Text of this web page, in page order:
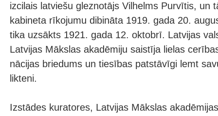
izcilais latviešu gleznotājs Vilhelms Purvītis, un
kabineta rīkojumu dibināta 1919. gada 20.
tika uzsākts 1921. gada 12. oktobrī. Latvijas
Latvijas Mākslas akadēmiju saistīja lielas
nācijas briedums un tiesības patstāvīgi lemt
likteni.
Izstādes kuratores, Latvijas Mākslas